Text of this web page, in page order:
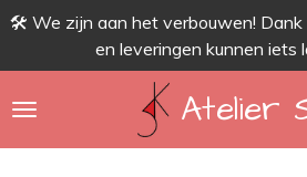
Ga
naar
de
Atelier
🛠 We zijn aan het verbouwen! Dank
en leveringen kunnen iets